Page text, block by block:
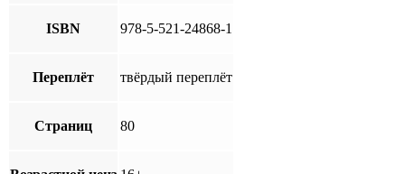
ISBN 978-5-521-24868-1
Переплёт твёрдый переплёт
Страниц 80